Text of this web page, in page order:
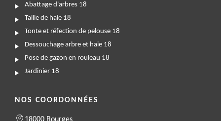
Abattage d'arbres 18
Taille de haie 18
Tonte et réfection de pelouse 18
Dessouchage arbre et haie 18
Pose de gazon en rouleau 18
Jardinier 18
NOS COORDONNÉES